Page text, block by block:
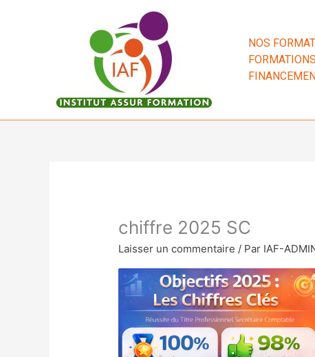
NOS
chiffre 2025 SC
Laisser un commentaire / Par IAF-